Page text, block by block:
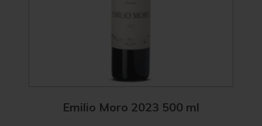
Emilio Moro 2023 500 ml